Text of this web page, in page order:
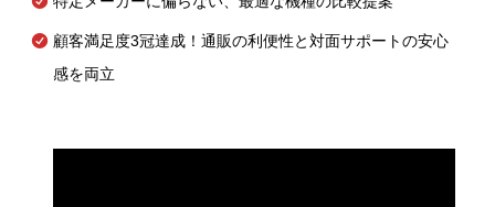
顧客満足度3冠達成！通販の利便性と対面サポートの安心
感を両立